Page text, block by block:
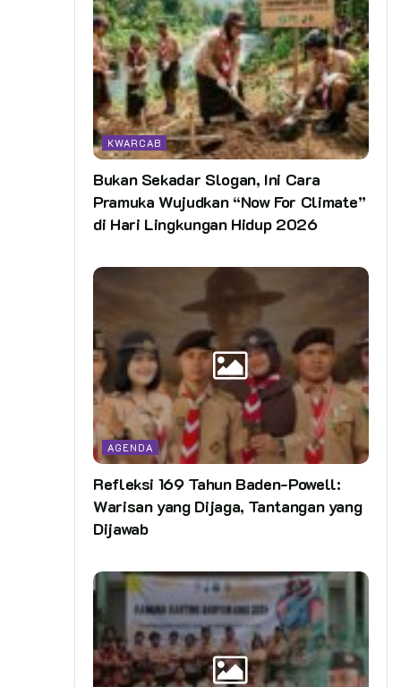
KWARCAB
Bukan Sekadar Slogan, Ini Cara
Pramuka Wujudkan “Now For Climate”
di Hari Lingkungan Hidup 2026
AGENDA
Refleksi 169 Tahun Baden-Powell:
Warisan yang Dijaga, Tantangan yang
Dijawab